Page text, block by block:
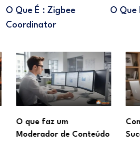
O Que É : Zigbee
Coordinator
O Que
O que faz um
Moderador de Conteúdo